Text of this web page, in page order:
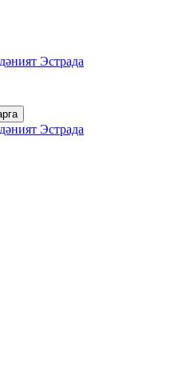
Эстрада
Эстрада